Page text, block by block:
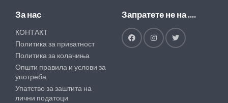
За нас
КОНТАКТ
Политика за приватност
Политика за колачиња
Општи правила и услови за
употреба
Упатство за заштита на
лични податоци
Запратете не на ....